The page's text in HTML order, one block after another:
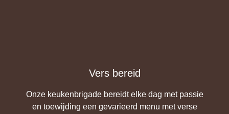
Vers bereid
Onze keukenbrigade bereidt elke dag met passie
en toewijding een gevarieerd menu met verse